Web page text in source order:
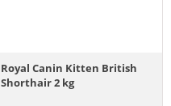
Royal Canin Kitten British
Shorthair 2 kg